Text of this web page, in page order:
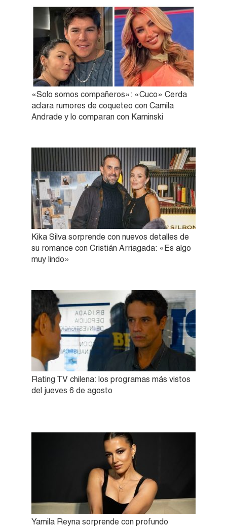
«Solo somos compañeros»: «Cuco» Cerda
aclara rumores de coqueteo con Camila
Andrade y lo comparan con Kaminski
Kika Silva sorprende con nuevos detalles de
su romance con Cristián Arriagada: «Es algo
muy lindo»
Rating TV chilena: los programas más vistos
del jueves 6 de agosto
Yamila Reyna sorprende con profundo